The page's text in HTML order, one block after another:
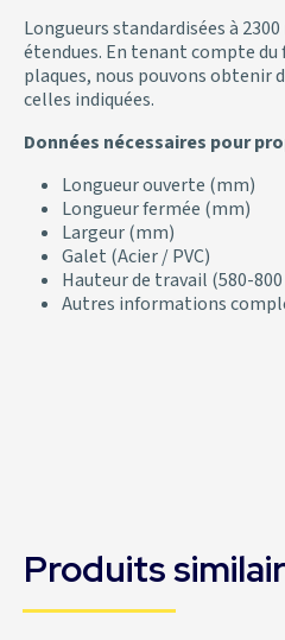
Longueurs standardisées à
étendues. En tenant compte du
plaques, nous pouvons obtenir
celles indiquées.
Données nécessaires pour
Longueur ouverte (mm)
Longueur fermée (mm)
Largeur (mm)
Galet (Acier / PVC)
Hauteur de travail (580-
Autres informations
Produits